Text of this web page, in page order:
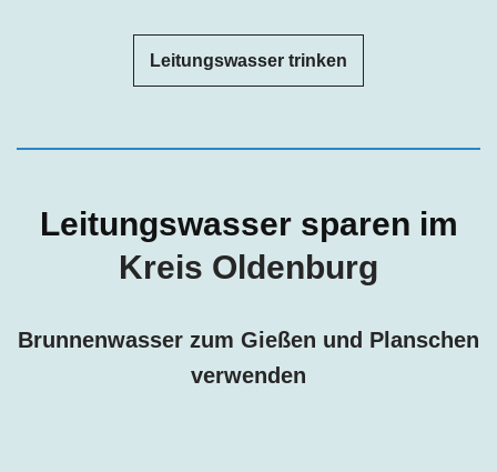
Leitungswasser trinken
Leitungswasser sparen im
Kreis Oldenburg
Brunnenwasser zum Gießen und Planschen
verwenden